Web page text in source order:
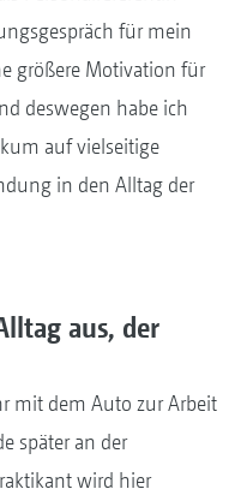
für mein
größere Motivation für
deswegen habe ich
auf vielseitige
in den Alltag der
aus, der
mit dem Auto zur Arbeit
später an der
wird hier